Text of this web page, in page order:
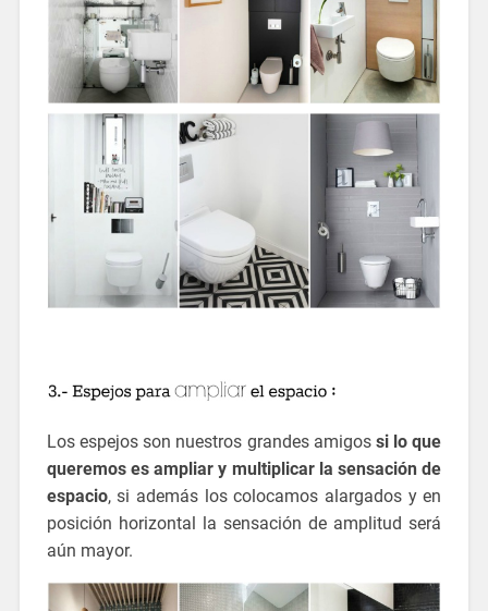
Los espejos son nuestros grandes amigos si lo que
queremos es ampliar y multiplicar la sensación de
espacio, si además los colocamos alargados y en
posición horizontal la sensación de amplitud será
aún mayor.